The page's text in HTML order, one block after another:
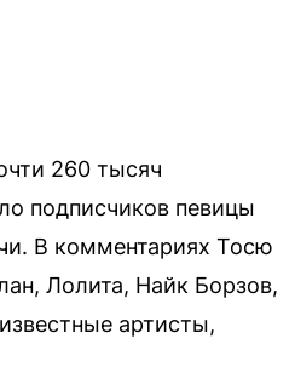
260 тысяч
подписчиков певицы
В комментариях Тосю
Лолита, Найк Борзов,
артисты,